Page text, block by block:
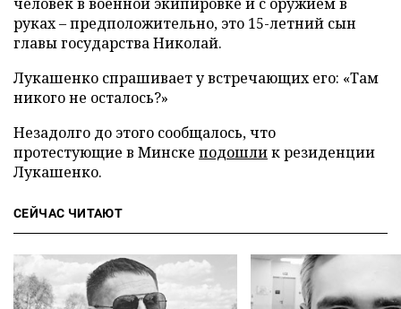
руках – предположительно, это 15-летний сын
главы государства Николай.
Лукашенко спрашивает у встречающих его: «Там
никого не осталось?»
Незадолго до этого сообщалось, что
протестующие в Минске подошлик резиденции
Лукашенко.
СЕЙЧАС ЧИТАЮТ